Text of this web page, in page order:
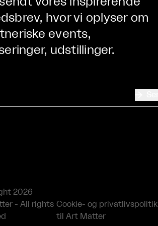
hvor vi oplyser om
events,
udstillinger.
2026
- All rights Cookie- og privatlivspolitik
til Art Matter